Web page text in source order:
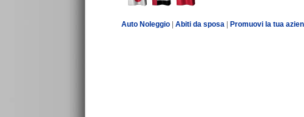
Auto Noleggio Abiti da sposa Promuovi la tua